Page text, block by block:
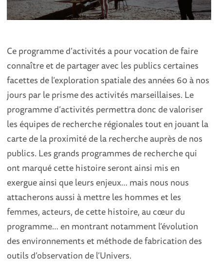
Ce programme d’activités a pour vocation de faire
connaître et de partager avec les publics certaines
facettes de l’exploration spatiale des années 60 à nos
jours par le prisme des activités marseillaises. Le
programme d’activités permettra donc de valoriser
les équipes de recherche régionales tout en jouant la
carte de la proximité de la recherche auprès de nos
publics. Les grands programmes de recherche qui
ont marqué cette histoire seront ainsi mis en
exergue ainsi que leurs enjeux… mais nous nous
attacherons aussi à mettre les hommes et les
femmes, acteurs, de cette histoire, au cœur du
programme… en montrant notamment l’évolution
des environnements et méthode de fabrication des
outils d’observation de l’Univers.